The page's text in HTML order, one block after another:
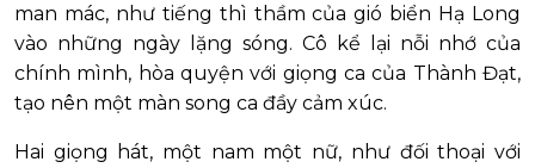
man mác, như tiếng thì thầm của gió biển Hạ Long
vào những ngày lặng sóng. Cô kể lại nỗi nhớ của
chính mình, hòa quyện với giọng ca của Thành Đạt,
tạo nên một màn song ca đầy cảm xúc.
Hai giọng hát, một nam một nữ, như đối thoại với